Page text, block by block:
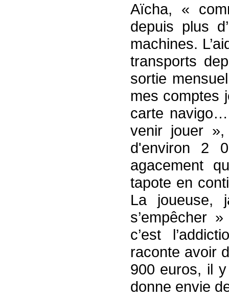
Aïcha, «
depuis plus
machines.
transports
sortie
mes comptes
carte
venir jouer
d'environ 2
agacement
tapote en
La joueuse,
s’empêcher
c’est
raconte avoir
900 euros, il
donne envie